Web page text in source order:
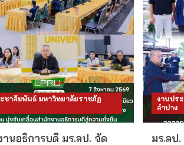
ชาสัมพันธ์ มหาวิทยาลัยราชภัฏ
านอธิการบดี มร.ลป. จัด
งานปร
ลำปาง
มร.ลป